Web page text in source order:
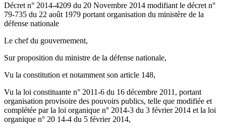
Décret n° 2014-4209 du 20 Novembre 2014 modifiant le décret n°
79-735 du 22 août 1979 portant organisation du ministère de la
défense nationale
Le chef du gouvernement,
Sur proposition du ministre de la défense nationale,
Vu la constitution et notamment son article 148,
Vu la loi constituante n° 2011-6 du 16 décembre 2011, portant
organisation provisoire des pouvoirs publics, telle que modifiée et
complétée par la loi organique n° 2014-3 du 3 février 2014 et la loi
organique n° 20 14-4 du 5 février 2014,